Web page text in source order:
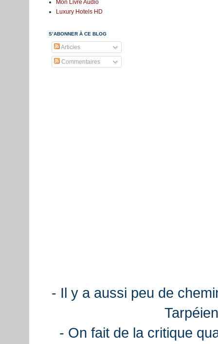
Mon Livre Audio
Luxury Hotels HD
S’ABONNER À CE BLOG
Articles
Commentaires
- Il y a aussi peu de
- On fait de la critique